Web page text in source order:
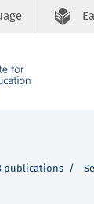
publications